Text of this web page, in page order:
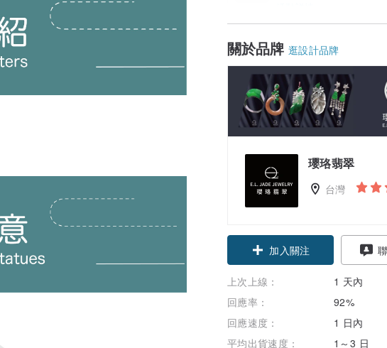
關於品牌 逛設計品牌
瓔珞翡翠
台灣
領優惠券
加入關注
上次上線：
1 天內
回應率：
92%
回應速度：
1 日內
平均出貨速度：
1～3 日